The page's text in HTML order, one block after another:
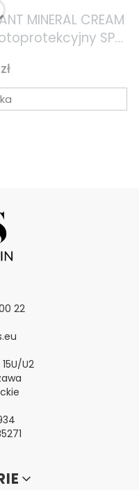
MINERAL CREAM
SPF
22
U2